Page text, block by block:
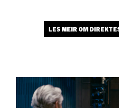
LES MEIR OM